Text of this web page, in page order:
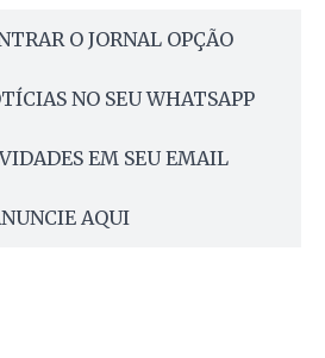
O JORNAL OPÇÃO
NO SEU WHATSAPP
EM SEU EMAIL
AQUI